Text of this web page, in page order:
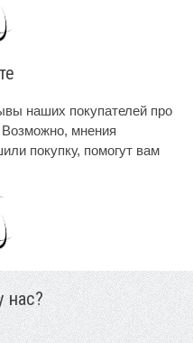
наших покупателей про
Возможно, мнения
покупку, помогут вам
нас?